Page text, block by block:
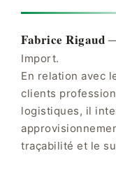
Fabrice Rigaud
Import.
En relation avec
clients
logistiques, il
traçabilité et le